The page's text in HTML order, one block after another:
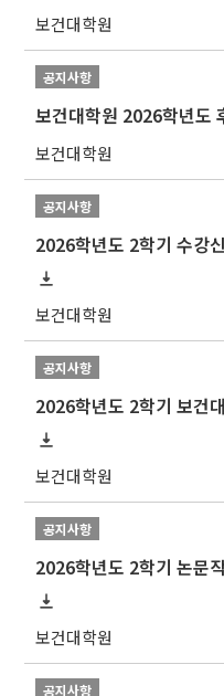
보건대학원
공지사항
보건대학원 2026학년도
보건대학원
공지사항
2026학년도 2학기 수강
보건대학원
공지사항
보건대학원
공지사항
보건대학원
공지사항